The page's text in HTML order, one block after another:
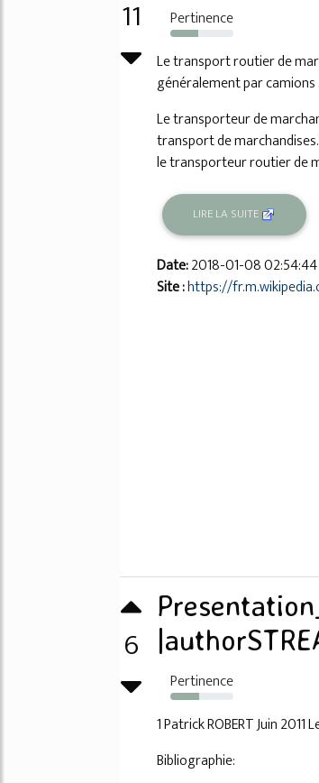
11 Pertinence
44%
Le transport routier de
généralement par camions .
Le transporteur de
transport de
le transporteur routier de
LIRE LA SUITE
Date:2018-01-08 02:54:44
Site :https://
6
Pertinence
45%
1 Patrick ROBERT Juin
Bibliographie: